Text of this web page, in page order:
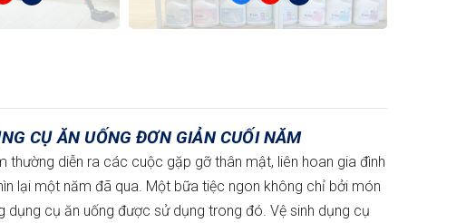
CỤ ĂN UỐNG ĐƠN GIẢN CUỐI NĂM
thường diễn ra các cuộc gặp gỡ thân mật, liên hoan gia đình
lại một năm đã qua. Một bữa tiệc ngon không chỉ bởi món
dụng cụ ăn uống được sử dụng trong đó. Vệ sinh dụng cụ